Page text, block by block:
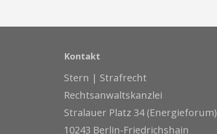
Kontakt
Stern | Strafrecht
Rechtsanwaltskanzlei
Stralauer Platz 34 (Energieforum)
10243 Berlin-Friedrichshain